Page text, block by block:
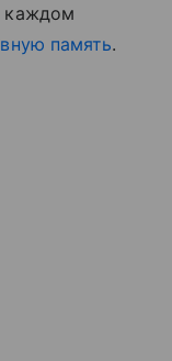
каждом
память.